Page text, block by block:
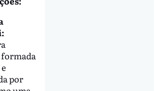
por